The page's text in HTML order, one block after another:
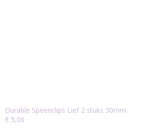
Durable Speenclips Lief 2 stuks 30mm
€ 5,00